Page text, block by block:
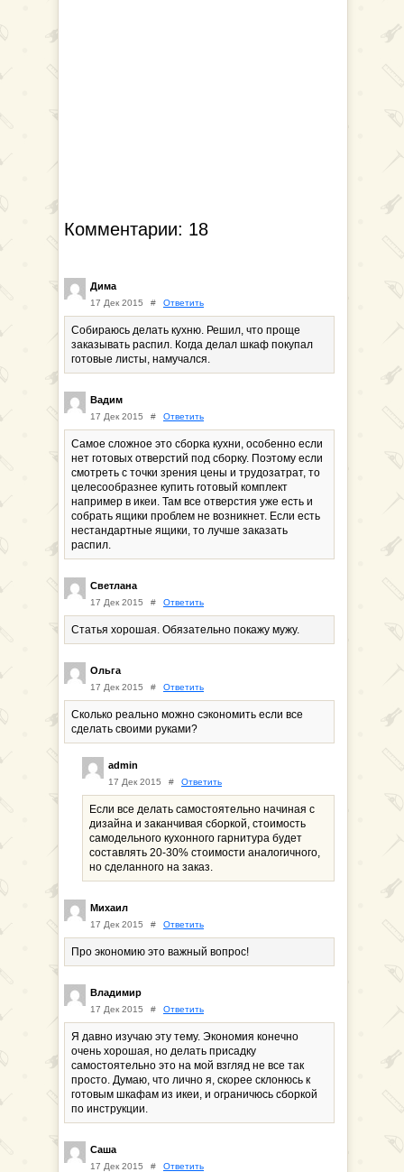
Комментарии: 18
Дима
17 Дек 2015 # Ответить
Собираюсь делать кухню. Решил, что проще
заказывать распил. Когда делал шкаф покупал
готовые листы, намучался.
Вадим
17 Дек 2015 # Ответить
Самое сложное это сборка кухни, особенно если
нет готовых отверстий под сборку. Поэтому если
смотреть с точки зрения цены и трудозатрат, то
целесообразнее купить готовый комплект
например в икеи. Там все отверстия уже есть и
собрать ящики проблем не возникнет. Если есть
нестандартные ящики, то лучше заказать
распил.
Светлана
17 Дек 2015 # Ответить
Статья хорошая. Обязательно покажу мужу.
Ольга
17 Дек 2015 # Ответить
Сколько реально можно сэкономить если все
сделать своими руками?
admin
17 Дек 2015 # Ответить
Если все делать самостоятельно начиная с
дизайна и заканчивая сборкой, стоимость
самодельного кухонного гарнитура будет
составлять 20-30% стоимости аналогичного,
но сделанного на заказ.
Михаил
17 Дек 2015 # Ответить
Про экономию это важный вопрос!
Владимир
17 Дек 2015 # Ответить
Я давно изучаю эту тему. Экономия конечно
очень хорошая, но делать присадку
самостоятельно это на мой взгляд не все так
просто. Думаю, что лично я, скорее склонюсь к
готовым шкафам из икеи, и ограничюсь сборкой
по инструкции.
Саша
17 Дек 2015 # Ответить